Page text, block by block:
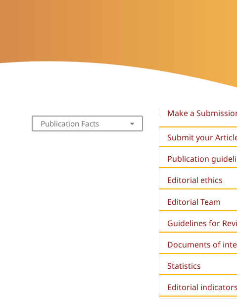
Publication Facts
Make a
Submit your
Publication
Editorial ethics
Editorial Team
Guidelines for
Documents of
Statistics
Editorial